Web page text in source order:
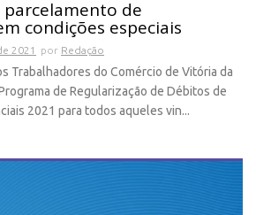
de
condições especiais
2021 por Redação
Trabalhadores do Comércio de Vitória da
de Regularização de Débitos de
2021 para todos aqueles vin...